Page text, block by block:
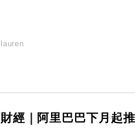
lauren
財經｜阿里巴巴下月起